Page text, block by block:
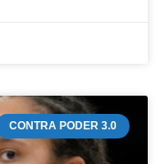
CONTRA PODER 3.0